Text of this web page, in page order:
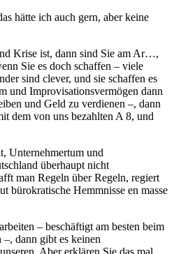
hätte ich auch gern, aber keine
Krise ist, dann sind Sie am Ar…,
Sie es doch schaffen – viele
sind clever, und sie schaffen es
und Improvisationsvermögen dann
und Geld zu verdienen –, dann
dem von uns bezahlten A 8, und
Unternehmertum und
überhaupt nicht
man Regeln über Regeln, regiert
bürokratische Hemmnisse en masse
– beschäftigt am besten beim
–, dann gibt es keinen
Aber erklären Sie das mal